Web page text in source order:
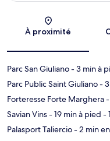
À proximité
Parc San Giuliano- 3 min à
Parc Public Saint Giuliano-
Forteresse Forte Marghera
Savian Vins- 19 min à pied -
Palasport Taliercio- 2 min